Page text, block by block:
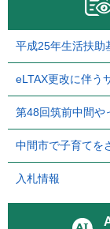
平成25年生活扶助
eLTAX更改に伴う
第48回筑前中間や
中間市で子育てを
入札情報